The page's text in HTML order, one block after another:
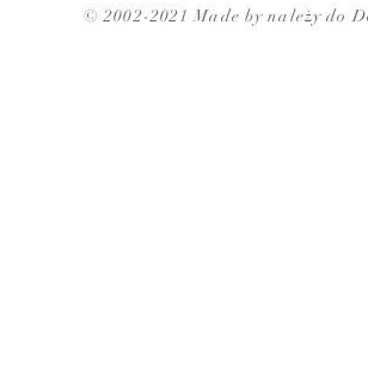
© 2002-2021 Made by należy do